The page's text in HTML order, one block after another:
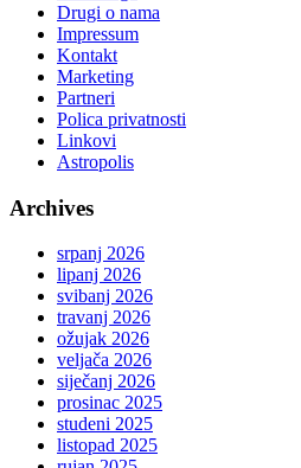
Drugi o nama
Impressum
Kontakt
Marketing
Partneri
Polica privatnosti
Linkovi
Astropolis
Archives
srpanj 2026
lipanj 2026
svibanj 2026
travanj 2026
ožujak 2026
veljača 2026
siječanj 2026
prosinac 2025
studeni 2025
listopad 2025